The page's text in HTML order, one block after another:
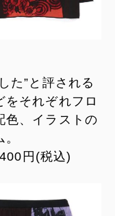
た”と評される
をそれぞれフロ
色、イラストの
円(税込)